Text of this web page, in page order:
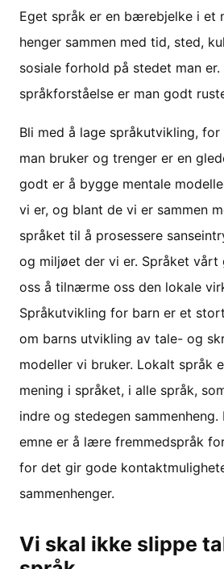
Eget språk er en bærebjelke i et
henger sammen med tid, sted,
sosiale forhold på stedet man
språkforståelse er man godt
Bli med å lage språkutvikling,
man bruker og trenger er en
godt er å bygge mentale
vi er, og blant de vi er sammen
språket til å prosessere
og miljøet der vi er. Språket
oss å tilnærme oss den lokale
Språkutvikling for barn er et
om barns utvikling av tale- og
modeller vi bruker. Lokalt språk
mening i språket, i alle språk,
indre og stedegen
emne er å lære fremmedspråk
for det gir gode
sammenhenger.
Vi skal ikke slippe